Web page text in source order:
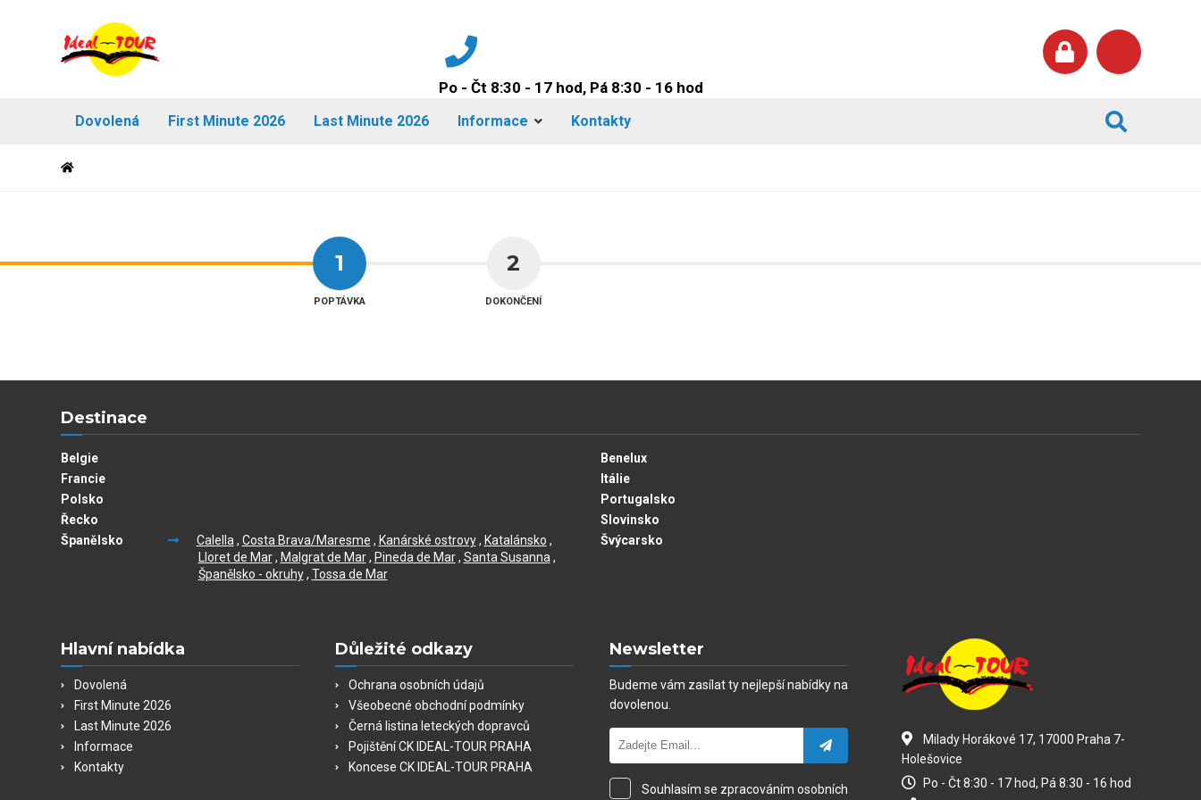
Po - Čt 8:30 - 17 hod, Pá 8:30 - 16 hod
Dovolená First Minute 2026 Last Minute 2026 Informace Kontakty
1
POPTÁVKA
2
DOKONČENÍ
Destinace
Belgie
Benelux
Francie
Itálie
Polsko
Portugalsko
Řecko
Slovinsko
Španělsko
Calella , Costa Brava/Maresme , Kanárské ostrovy, Katalánsko ,
Lloret de Mar, Malgrat de Mar, Pineda de Mar, Santa Susanna ,
Španělsko - okruhy, Tossa de Mar
Švýcarsko
Hlavní nabídka
Dovolená
First Minute 2026
Last Minute 2026
Informace
Kontakty
Důležité odkazy
Ochrana osobních údajů
Všeobecné obchodní podmínky
Černá listina leteckých dopravců
Pojištění CK IDEAL-TOUR PRAHA
Koncese CK IDEAL-TOUR PRAHA
Newsletter
Budeme vám zasílat ty nejlepší nabídky na
dovolenou.
Souhlasím se zpracováním osobních
Milady Horákové 17, 17000 Praha 7-
Holešovice
Po - Čt 8:30 - 17 hod, Pá 8:30 - 16 hod